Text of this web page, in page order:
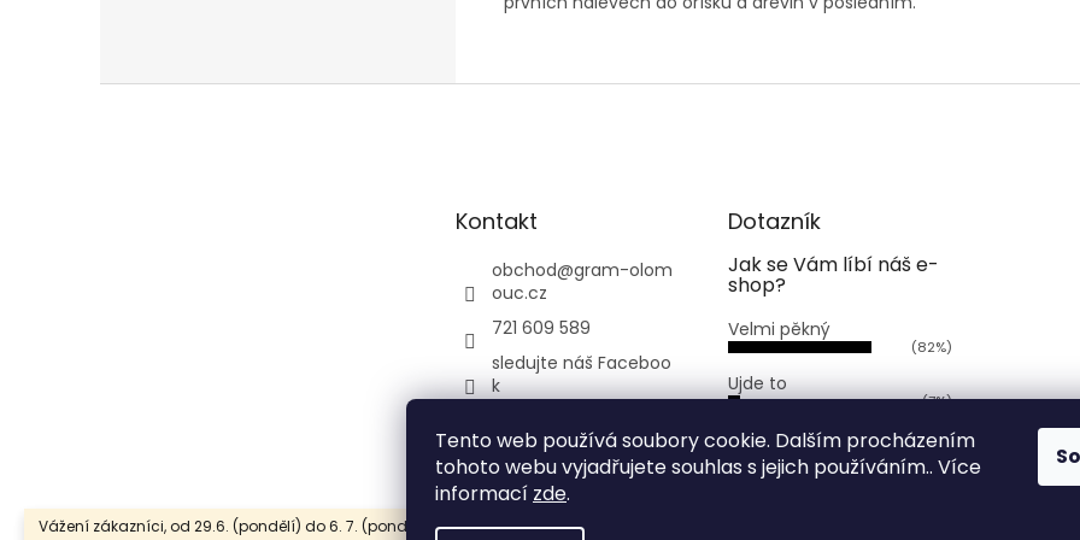
Tento web používá soubory cookie. Dalším procházením
tohoto webu vyjadřujete souhlas s jejich používáním.. Více
informací zde.
Vážení zákazníci, od 29.6. (pondělí) do 6. 7. (pondělí) bude naše
Kontakt
obchod@gram-olom
ouc.cz
721 609 589
sledujte náš Faceboo
k
uc/
Dotazník
Jak se Vám líbí náš e-
shop?
Velmi pěkný
(82%)
Ujde to
(7%)
Nelíbí se mi
(11%)